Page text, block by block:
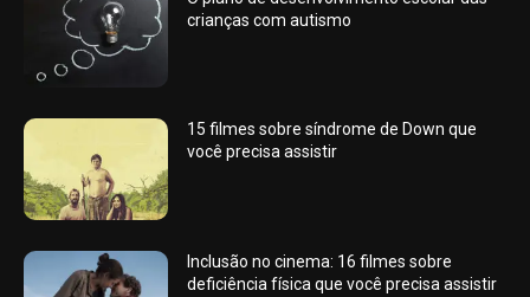
crianças com autismo
15 filmes sobre síndrome de Down que
você precisa assistir
Inclusão no cinema: 16 filmes sobre
deficiência física que você precisa assistir